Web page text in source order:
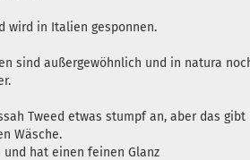
wird in Italien gesponnen.
sind außergewöhnlich und in natura
Tweed etwas stumpf an, aber das gibt
Wäsche.
und hat einen feinen Glanz